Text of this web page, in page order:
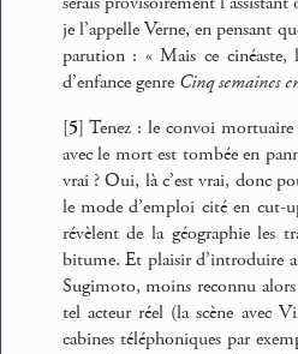
je l’appelle Verne, en pensant
parution : « Mais ce
d’enfance genre Cinq semaines
[5] Tenez : le convoi
avec le mort est tombée en
vrai ? Oui, là c’est vrai, donc
le mode d’emploi cité en cut-
révèlent de la géographie les
bitume. Et plaisir d’introduire
Sugimoto, moins reconnu
tel acteur réel (la scène avec
cabines téléphoniques par